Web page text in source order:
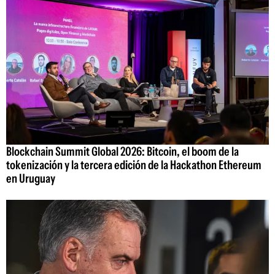
Blockchain Summit Global 2026: Bitcoin, el boom de la
tokenización y la tercera edición de la Hackathon Ethereum
en Uruguay